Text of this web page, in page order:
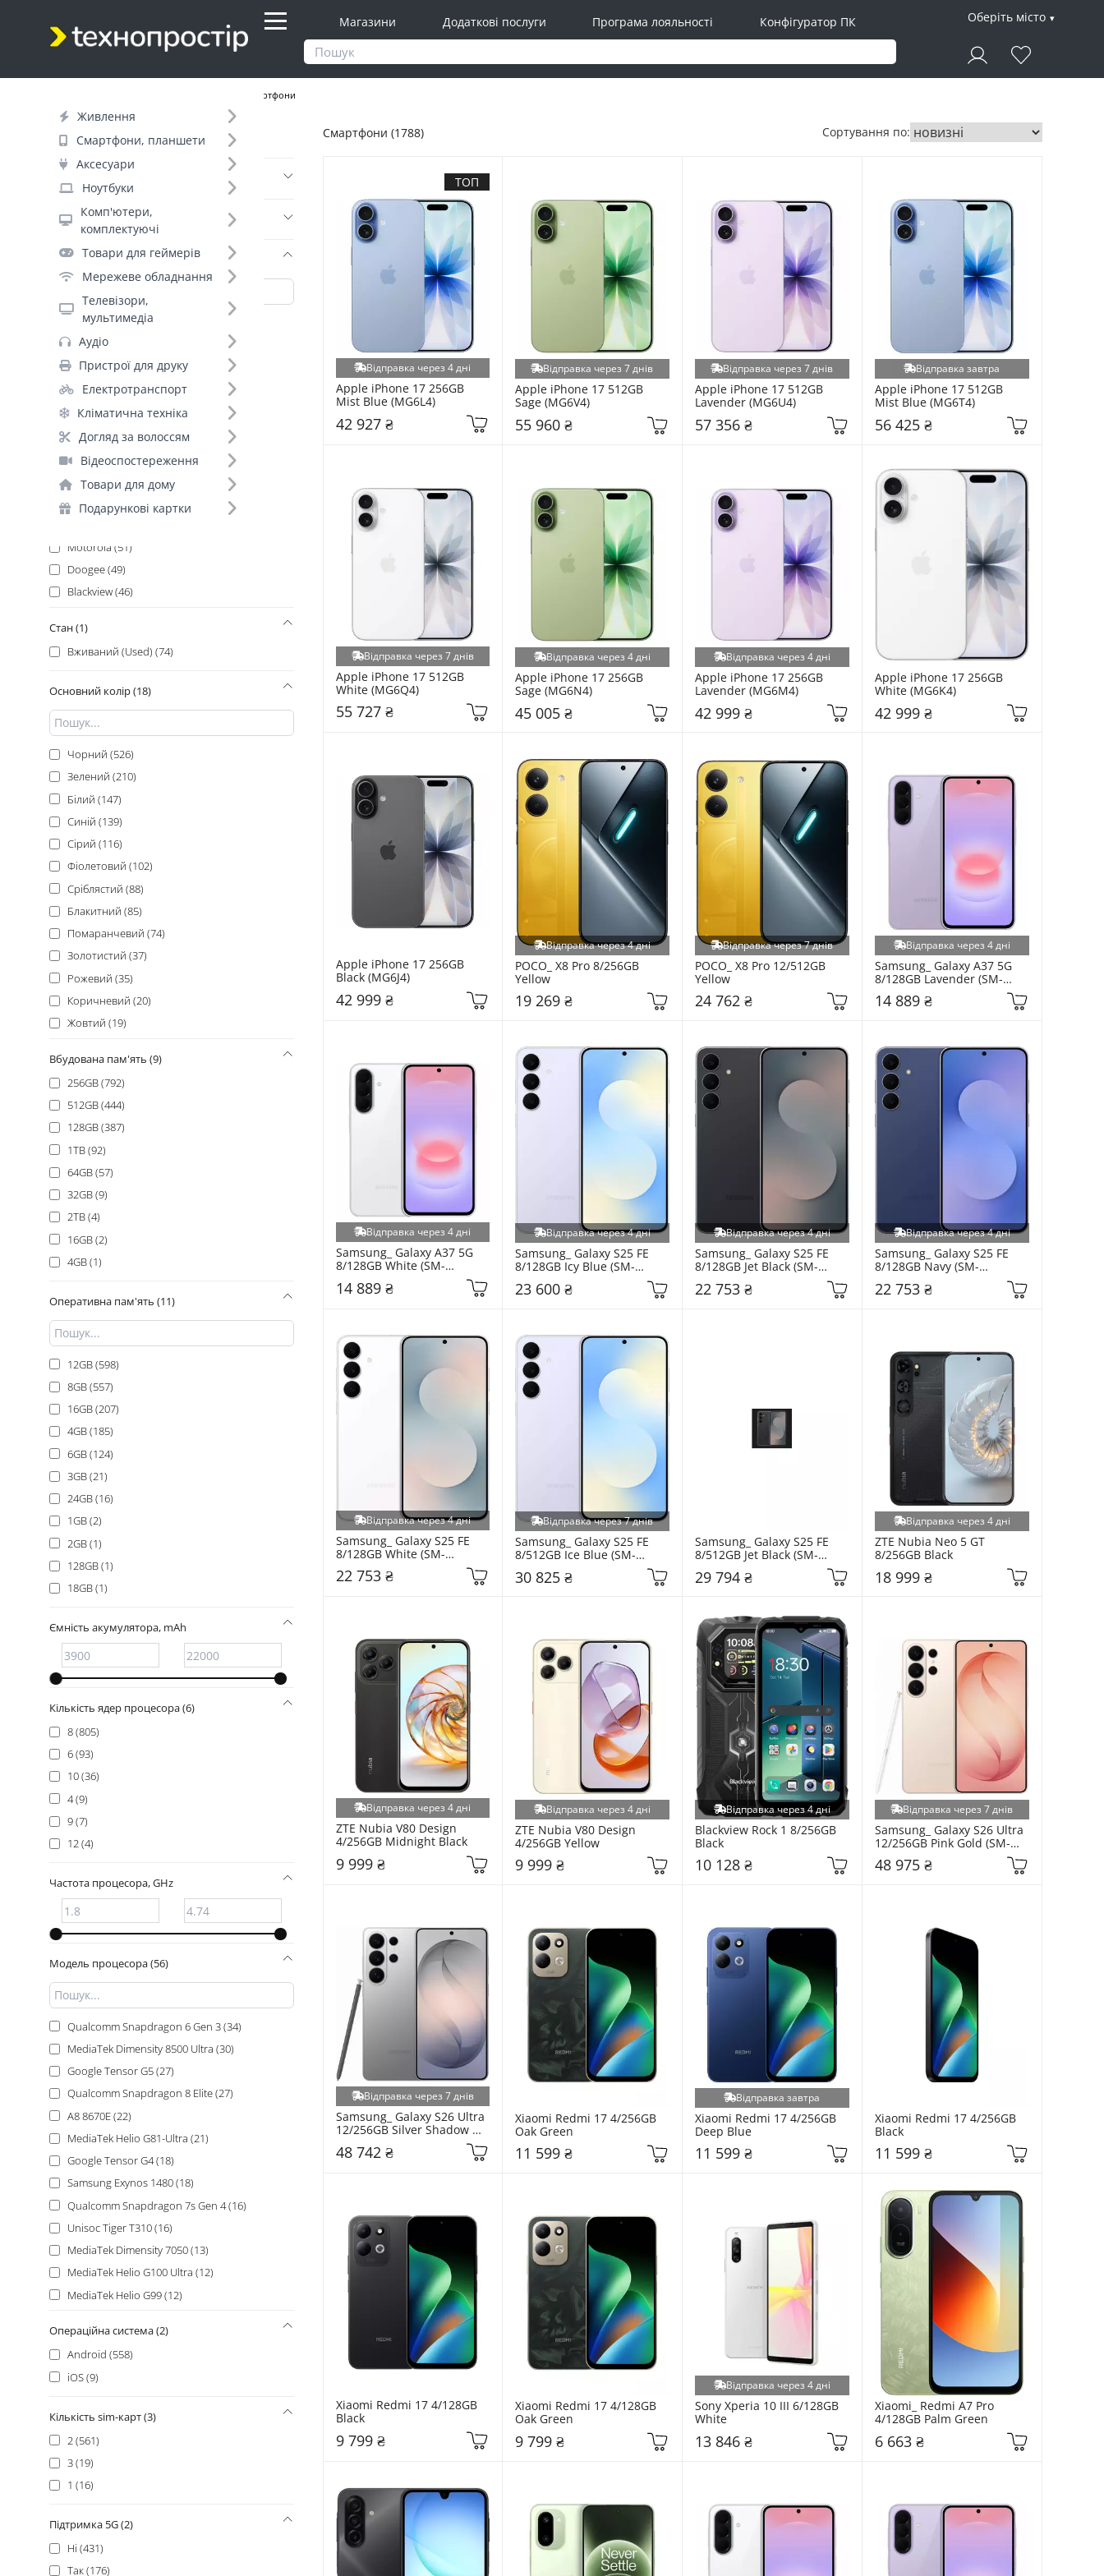
Магазини Додаткові послуги Програма лояльності Конфігуратор ПК Оберіть місто
Живлення
Смартфони, планшети
Аксесуари
Ноутбуки
Комп'ютери,
комплектуючі
Товари для геймерів
Мережеве обладнання
Телевізори,
мультимедіа
Аудіо
Пристрої для друку
Електротранспорт
Кліматична техніка
Догляд за волоссям
Відеоспостереження
Товари для дому
Подарункові картки
Смартфони
Фільтр
Днів до відправки (7)
Бренд (35)
Apple (188)
OnePlus (188)
Samsung_ (170)
Xiaomi (156)
Xiaomi_ (140)
Samsung (131)
Google (129)
Oukitel (123)
Infinix (71)
Motorola (51)
Doogee (49)
Blackview (46)
Honor (29)
ZTE (27)
Realme (25)
Oscal (18)
Fossibot (16)
Tecno (16)
Poco (11)
Sony (11)
Nothing (10)
Cubot (6)
Nothing Phone (6)
Sigma (6)
Asus (5)
Unihertz (4)
Sharp (3)
CAT (2)
Hotwav (2)
Huawei (2)
Стан (1)
Вживаний (Used) (74)
Основний колір (18)
Чорний (526)
Зелений (210)
Білий (147)
Синій (139)
Сірий (116)
Фіолетовий (102)
Сріблястий (88)
Блакитний (85)
Помаранчевий (74)
Золотистий (37)
Рожевий (35)
Коричневий (20)
Жовтий (19)
Червоний (15)
Різнобарвний (8)
Молочний (4)
Бордовий (1)
Вбудована пам'ять (9)
256GB (792)
512GB (444)
128GB (387)
1TB (92)
64GB (57)
32GB (9)
2TB (4)
16GB (2)
4GB (1)
Оперативна пам'ять (11)
12GB (598)
8GB (557)
16GB (207)
4GB (185)
6GB (124)
3GB (21)
24GB (16)
1GB (2)
2GB (1)
128GB (1)
18GB (1)
Ємність акумулятора, mAh
Кількість ядер процесора (6)
8 (805)
6 (93)
10 (36)
4 (9)
9 (7)
12 (4)
Частота процесора, GHz
Модель процесора (56)
Qualcomm Snapdragon 6 Gen 3 (34)
MediaTek Dimensity 8500 Ultra (30)
Google Tensor G5 (27)
Qualcomm Snapdragon 8 Elite (27)
A8 8670E (22)
MediaTek Helio G81-Ultra (21)
Google Tensor G4 (18)
Samsung Exynos 1480 (18)
Qualcomm Snapdragon 7s Gen 4 (16)
Unisoc Tiger T310 (16)
MediaTek Dimensity 7050 (13)
MediaTek Helio G100 Ultra (12)
MediaTek Helio G99 (12)
MediaTek Helio G81 Extreme (11)
Samsung Exynos 2400 (11)
Unisoc Tiger T7250 (11)
MediaTek Helio G200-Ultra (8)
MediaTek Helio G81 Ultimate (8)
Google Tensor G3 (7)
Операційна система (2)
Android (558)
iOS (9)
Кількість sim-карт (3)
2 (561)
3 (19)
1 (16)
Підтримка 5G (2)
Ні (431)
Так (176)
Смартфони (1788) Сортування по:
Відправка через 4 дні
ТОП
Apple iPhone 17 256GB
Mist Blue (MG6L4)
42 927 ₴
Відправка через 7 днів
Apple iPhone 17 512GB
Sage (MG6V4)
55 960 ₴
Відправка через 7 днів
Apple iPhone 17 512GB
Lavender (MG6U4)
57 356 ₴
Відправка завтра
Apple iPhone 17 512GB
Mist Blue (MG6T4)
56 425 ₴
Відправка через 7 днів
Apple iPhone 17 512GB
White (MG6Q4)
55 727 ₴
Відправка через 4 дні
Apple iPhone 17 256GB
Sage (MG6N4)
45 005 ₴
Відправка через 4 дні
Apple iPhone 17 256GB
Lavender (MG6M4)
42 999 ₴
Apple iPhone 17 256GB
White (MG6K4)
42 999 ₴
Apple iPhone 17 256GB
Black (MG6J4)
42 999 ₴
Відправка через 4 дні
POCO_ X8 Pro 8/256GB
Yellow
19 269 ₴
Відправка через 7 днів
POCO_ X8 Pro 12/512GB
Yellow
24 762 ₴
Відправка через 4 дні
Samsung_ Galaxy A37 5G
8/128GB Lavender (SM-
14 889 ₴
Відправка через 4 дні
Samsung_ Galaxy A37 5G
8/128GB White (SM-
14 889 ₴
Відправка через 4 дні
Samsung_ Galaxy S25 FE
8/128GB Icy Blue (SM-
23 600 ₴
Відправка через 4 дні
Samsung_ Galaxy S25 FE
8/128GB Jet Black (SM-
22 753 ₴
Відправка через 4 дні
Samsung_ Galaxy S25 FE
8/128GB Navy (SM-
22 753 ₴
Відправка через 4 дні
Samsung_ Galaxy S25 FE
8/128GB White (SM-
22 753 ₴
Відправка через 7 днів
Samsung_ Galaxy S25 FE
8/512GB Ice Blue (SM-
30 825 ₴
Samsung_ Galaxy S25 FE
8/512GB Jet Black (SM-
29 794 ₴
Відправка через 4 дні
ZTE Nubia Neo 5 GT
8/256GB Black
18 999 ₴
Відправка через 4 дні
ZTE Nubia V80 Design
4/256GB Midnight Black
9 999 ₴
Відправка через 4 дні
ZTE Nubia V80 Design
4/256GB Yellow
9 999 ₴
Відправка через 4 дні
Blackview Rock 1 8/256GB
Black
10 128 ₴
Відправка через 7 днів
Samsung_ Galaxy S26 Ultra
12/256GB Pink Gold (SM-
S948BZDD)
48 975 ₴
Відправка через 7 днів
Samsung_ Galaxy S26 Ultra
12/256GB Silver Shadow
48 742 ₴
Xiaomi Redmi 17 4/256GB
Oak Green
11 599 ₴
Відправка завтра
Xiaomi Redmi 17 4/256GB
Deep Blue
11 599 ₴
Xiaomi Redmi 17 4/256GB
Black
11 599 ₴
Xiaomi Redmi 17 4/128GB
Black
9 799 ₴
Xiaomi Redmi 17 4/128GB
Oak Green
9 799 ₴
Відправка через 4 дні
Sony Xperia 10 III 6/128GB
White
13 846 ₴
Xiaomi_ Redmi A7 Pro
4/128GB Palm Green
6 663 ₴